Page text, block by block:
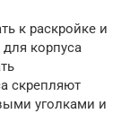
к раскройке и
корпуса
скрепляют
уголками и